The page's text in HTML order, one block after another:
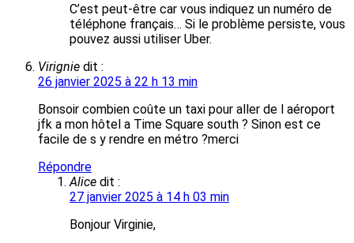
C’est peut-être car vous indiquez un numéro de
téléphone français… Si le problème persiste, vous
pouvez aussi utiliser Uber.
Virignie dit :
26 janvier 2025 à 22 h 13 min
Bonsoir combien coûte un taxi pour aller de l aéroport
jfk a mon hôtel a Time Square south ? Sinon est ce
facile de s y rendre en métro ?merci
Répondre
Alice dit :
27 janvier 2025 à 14 h 03 min
Bonjour Virginie,